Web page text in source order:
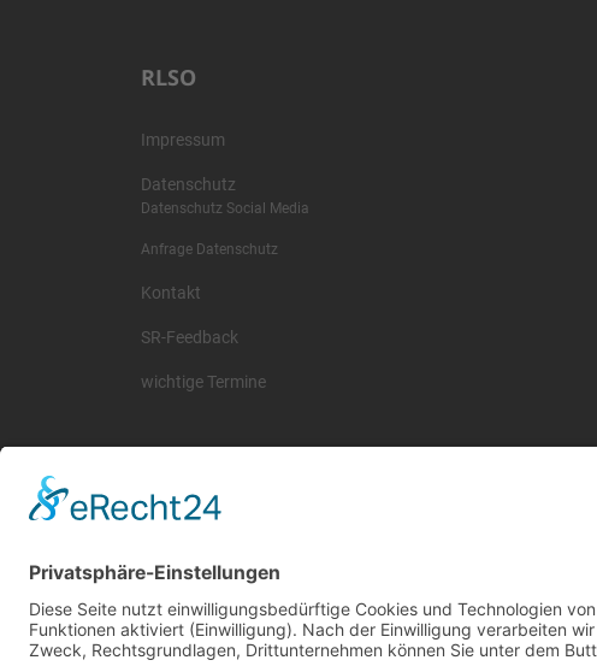
RLSO
Impressum
Datenschutz
Datenschutz Social Media
Anfrage Datenschutz
Kontakt
SR-Feedback
wichtige Termine